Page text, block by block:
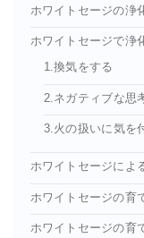
ホワイトセージの浄
ホワイトセージで浄
1.換気をする
2.ネガティブな思
3.火の扱いに気を
ホワイトセージによ
ホワイトセージの育
ホワイトセージの育